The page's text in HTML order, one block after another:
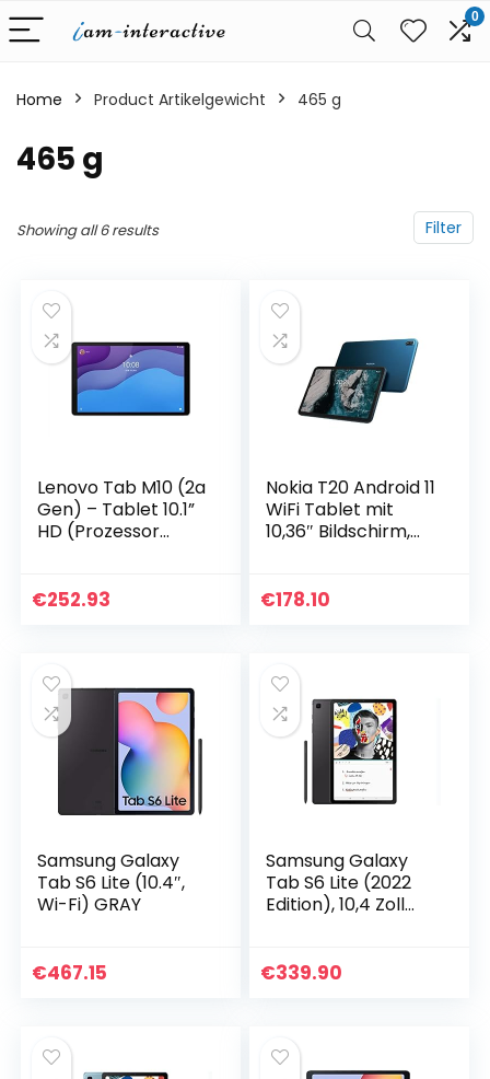
0
Home Product Artikelgewicht ‎465 g
‎465 g
Filter
Showing all 6 results
Lenovo Tab M10 (2a
Gen) – Tablet 10.1”
HD (Prozessor
128 GB (eMMC),
€252.93
Nokia T20 Android 11
WiFi Tablet mit
10,36″ Bildschirm,
Akku, 8MP + 5MP
Mikrofon,
Metallgehäuse –
Ocean Blue
€178.10
Samsung Galaxy
Tab S6 Lite (10.4″,
Wi-Fi) GRAY
€467.15
Samsung Galaxy
Tab S6 Lite (2022
Edition), 10,4 Zoll
Android Tablet inkl.
€339.90